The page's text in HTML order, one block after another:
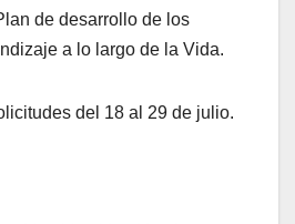
de desarrollo de los
a lo largo de la Vida.
del 18 al 29 de julio.